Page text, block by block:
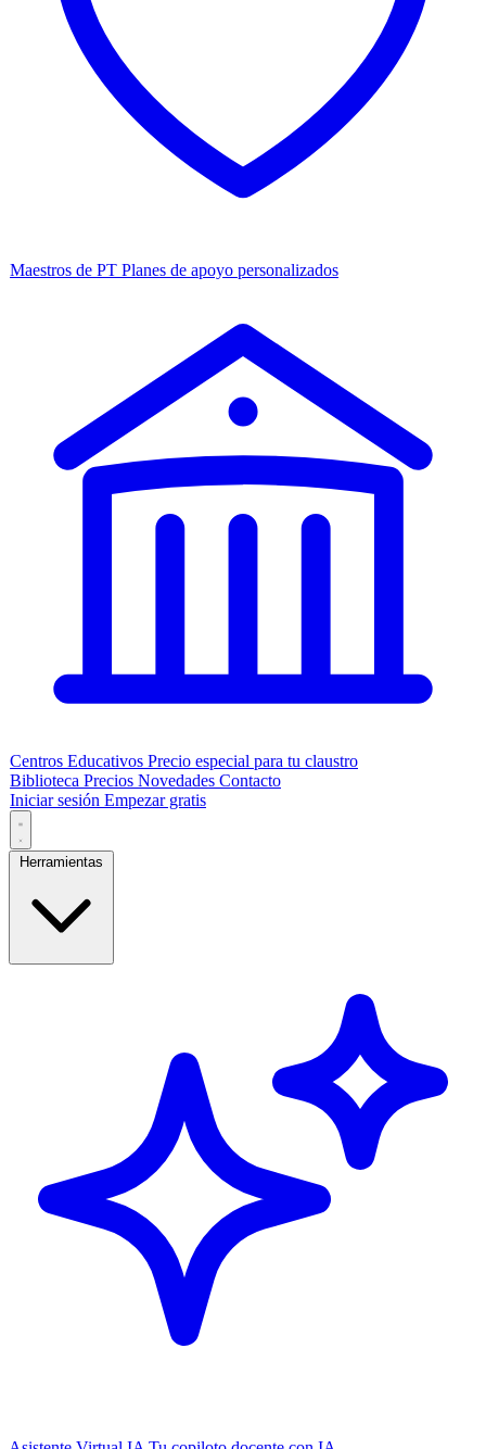
Maestros de PT Planes de apoyo personalizados
Centros Educativos Precio especial para tu claustro
Biblioteca Precios Novedades Contacto
Iniciar sesión Empezar gratis